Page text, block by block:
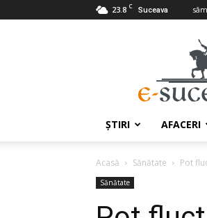
23.8 C Suceava
ŞTIRI AFACERI
Acasă Sănătate Pot
Sănătate